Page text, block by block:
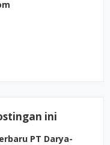
ini
PT Darya-